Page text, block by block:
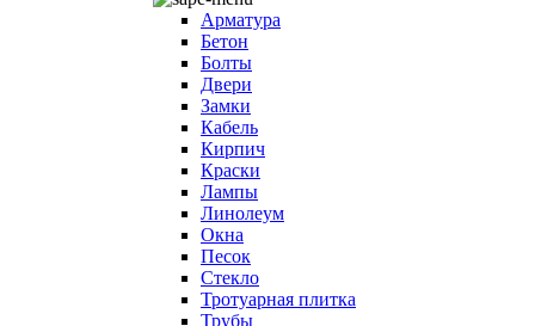
Арматура
Бетон
Болты
Двери
Замки
Кабель
Кирпич
Краски
Лампы
Линолеум
Окна
Песок
Стекло
Тротуарная плитка
Трубы